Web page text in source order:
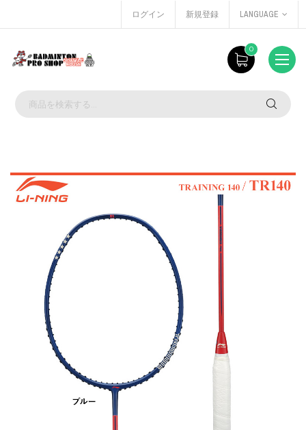
ログイン 新規登録 LANGUAGE
0